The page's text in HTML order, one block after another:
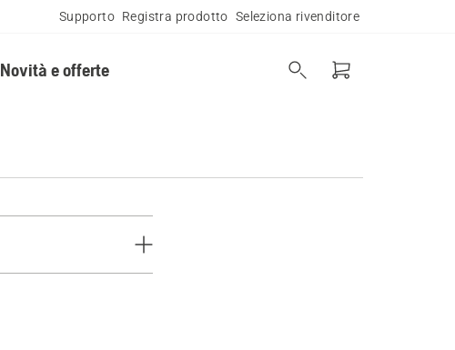
Supporto Registra prodotto Seleziona rivenditore
Novità e offerte